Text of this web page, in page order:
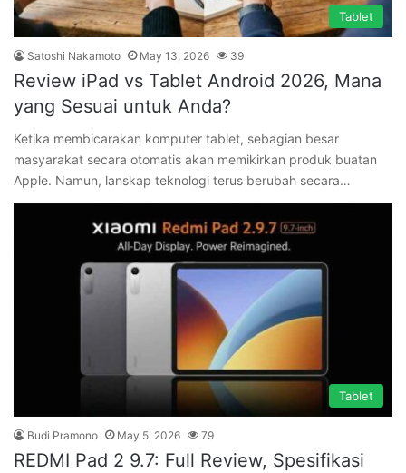
Tablet
Satoshi Nakamoto May 13, 2026 39
Review iPad vs Tablet Android 2026, Mana
yang Sesuai untuk Anda?
Ketika membicarakan komputer tablet, sebagian besar
masyarakat secara otomatis akan memikirkan produk buatan
Apple. Namun, lanskap teknologi terus berubah secara…
Tablet
Budi Pramono May 5, 2026 79
REDMI Pad 2 9.7: Full Review, Spesifikasi